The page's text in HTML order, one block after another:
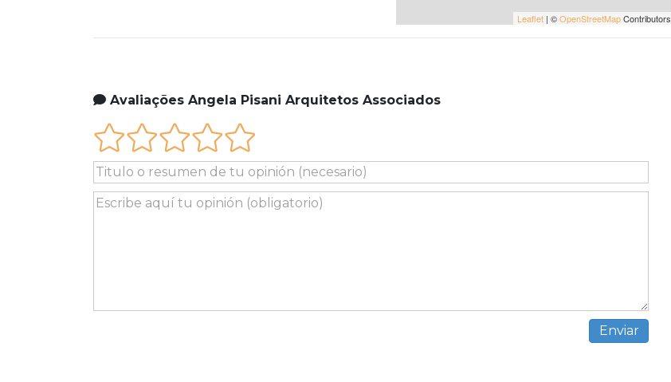
Leaflet | ©OpenStreetMapContributors
Avaliações Angela Pisani Arquitetos Associados